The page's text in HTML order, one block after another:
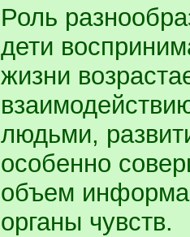
Роль
дети
жизни
людьми,
особенно
объем
органы чувств.